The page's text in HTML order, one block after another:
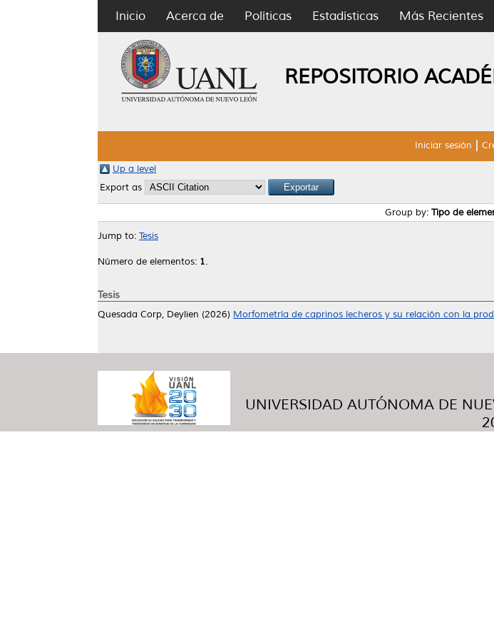
Inicio Acerca de Políticas Estadísticas Más Recientes
REPOSITORIO
Iniciar sesión
Up a level
Export as
Group by: Tipo de
Jump to: Tesis
Número de elementos: 1.
Tesis
Quesada Corp, Deylien (2026) Morfometría de caprinos lecheros y su relación con la
UNIVERSIDAD AUTÓNOMA DE